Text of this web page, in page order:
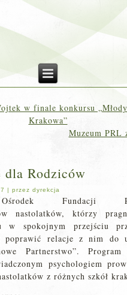
w finale konkursu
Krakowa”
Muzeum PRL
dla Rodziców
|przez dyrekcja
Fundacji
nastolatków, którzy
w spokojnym przejściu
poprawić relacje z nim do
Partnerstwo”. Program
psychologiem
z różnych szkół